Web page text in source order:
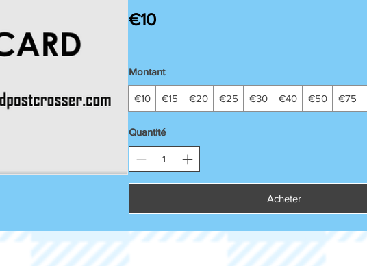
€10
Montant
€10 €15 €20 €25 €30 €40 €50 €75
Quantité
Acheter